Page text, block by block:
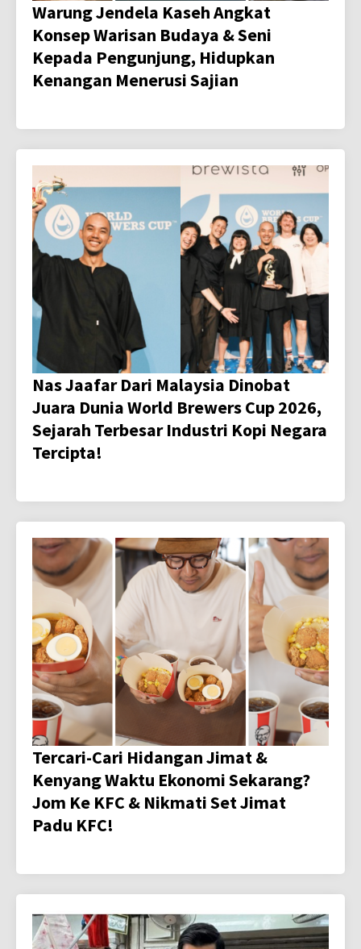
Warung Jendela Kaseh Angkat
Konsep Warisan Budaya & Seni
Kepada Pengunjung, Hidupkan
Kenangan Menerusi Sajian
Nas Jaafar Dari Malaysia Dinobat
Juara Dunia World Brewers Cup 2026,
Sejarah Terbesar Industri Kopi Negara
Tercipta!
Tercari-Cari Hidangan Jimat &
Kenyang Waktu Ekonomi Sekarang?
Jom Ke KFC & Nikmati Set Jimat
Padu KFC!